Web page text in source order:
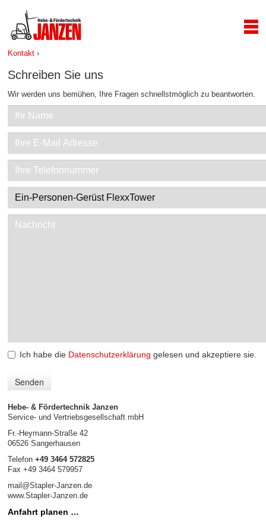
Kontakt ›
Schreiben Sie uns
Wir werden uns bemühen, Ihre Fragen schnellstmöglich zu beantworten.
Ich habe die Datenschutzerklärunggelesen und akzeptiere sie.
Hebe- & Fördertechnik Janzen
Service- und Vertriebsgesellschaft mbH
Fr.-Heymann-Straße 42
06526 Sangerhausen
Telefon+49 3464 572825
Fax +49 3464 579957
mail@Stapler-Janzen.de
www.Stapler-Janzen.de
Anfahrt planen …